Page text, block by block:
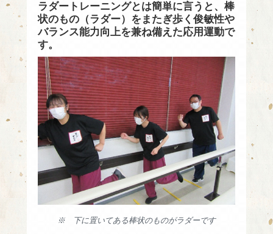
ラダートレーニングとは簡単に言うと、棒
状のもの（ラダー）をまたぎ歩く俊敏性や
バランス能力向上を兼ね備えた応用運動で
す。
※ 下に置いてある棒状のものがラダーです